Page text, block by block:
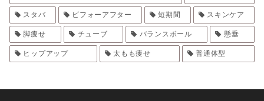
スタバ ビフォーアフター 短期間 スキンケア
脚痩せ チューブ バランスボール 懸垂
ヒップアップ 太もも痩せ 普通体型